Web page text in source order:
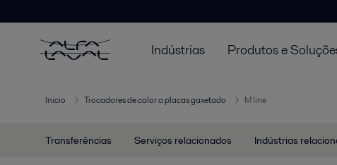
Indústrias Produtos e
Inicio Trocadores de calor a placas gaxetado M line
Transferências Serviços relacionados Indústrias